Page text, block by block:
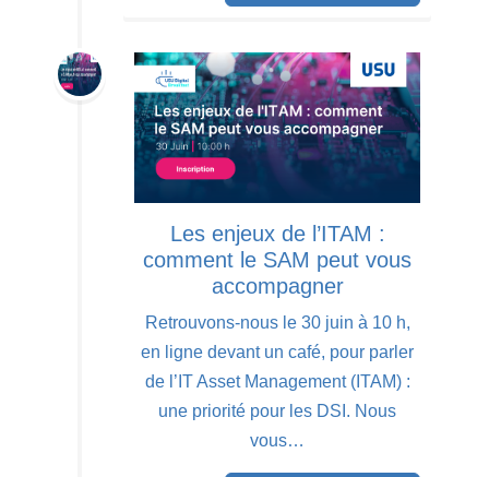
Les enjeux de l’ITAM :
comment le SAM peut vous
accompagner
Retrouvons-nous le 30 juin à 10 h,
en ligne devant un café, pour parler
de l’IT Asset Management (ITAM) :
une priorité pour les DSI. Nous
vous…